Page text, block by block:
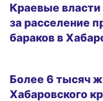
Краевые власти
за расселение
бараков в
Более 6 тысяч
Хабаровского